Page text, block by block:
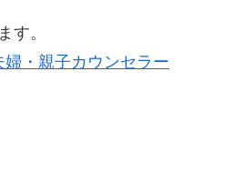
す。
・親子カウンセラー